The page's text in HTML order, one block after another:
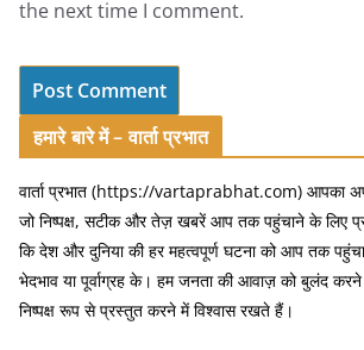
the next time I comment.
हमारे बारे में – वार्ता प्रभात
वार्ता प्रभात (https://vartaprabhat.com) आपका
जो निष्पक्ष, सटीक और तेज़ खबरें आप तक पहुंचाने के लिए
कि देश और दुनिया की हर महत्वपूर्ण घटना को आप तक
भेदभाव या पूर्वाग्रह के। हम जनता की आवाज़ को बुलंद
निष्पक्ष रूप से प्रस्तुत करने में विश्वास रखते हैं।